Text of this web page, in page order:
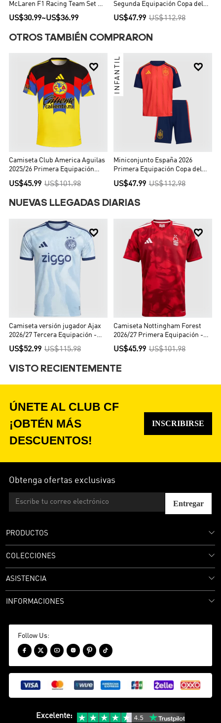
McLaren F1 Racing Team Set Up
T-Shirt Orange Hombre Naranja
US$30.99~US$36.99
Segunda Equipación Copa del
Mundo Niño
US$47.99 US$112.98
OTROS TAMBIÉN COMPRARON

Camiseta Club America Aguilas
2025/26 Primera Equipación
Hombre - Versión Hincha
US$45.99 US$101.98

INFANTIL
Miniconjunto España 2026
Primera Equipación Copa del
Mundo Niño
US$47.99 US$112.98
NUEVAS LLEGADAS DIARIAS

Camiseta versión jugador Ajax
2026/27 Tercera Equipación -
Versión Jugador
US$52.99 US$115.98

Camiseta Nottingham Forest
2026/27 Primera Equipación -
Versión Hincha
US$45.99 US$101.98
VISTO RECIENTEMENTE
ÚNETE AL CLUB CF
¡OBTÉN MÁS
DESCUENTOS!
INSCRIBIRSE
Obtenga ofertas exclusivas
Entregar
PRODUCTOS
COLECCIONES
ASISTENCIA
INFORMACIONES
Follow Us:
     
Excelente: